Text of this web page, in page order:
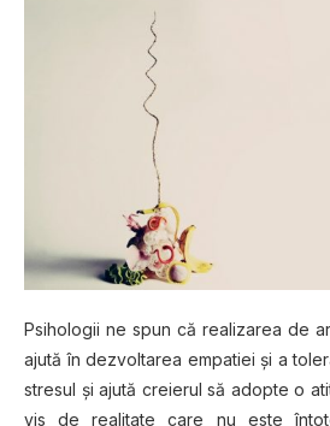
Psihologii ne spun că realizarea de
ajută în dezvoltarea empatiei şi a
stresul şi ajută creierul să adopte o
vis de realitate care nu este